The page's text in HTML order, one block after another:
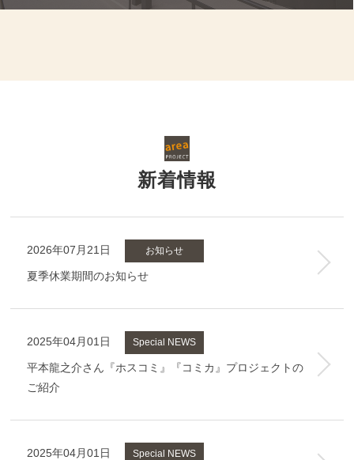
新着情報
2026年07月21日 お知らせ
夏季休業期間のお知らせ
2025年04月01日 Special NEWS
平本龍之介さん『ホスコミ』『コミカ』プロジェクトの
ご紹介
2025年04月01日 Special NEWS